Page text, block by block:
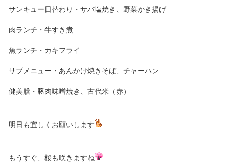
サンキュー日替わり・サバ塩焼き、野菜かき揚げ
肉ランチ・牛すき煮
魚ランチ・カキフライ
サブメニュー・あんかけ焼きそば、チャーハン
健美膳・豚肉味噌焼き、古代米（赤）
明日も宜しくお願いします
もうすぐ、桜も咲きますね